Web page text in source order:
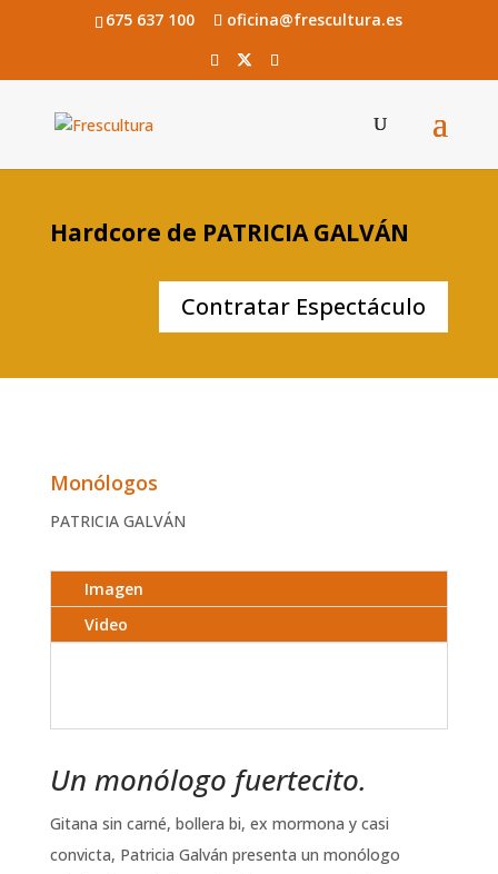
675 637 100 oficina@frescultura.es
Hardcore de PATRICIA GALVÁN
Contratar Espectáculo
Monólogos
PATRICIA GALVÁN
Imagen
Video
Un monólogo fuertecito.
Gitana sin carné, bollera bi, ex mormona y casi
convicta, Patricia Galván presenta un monólogo